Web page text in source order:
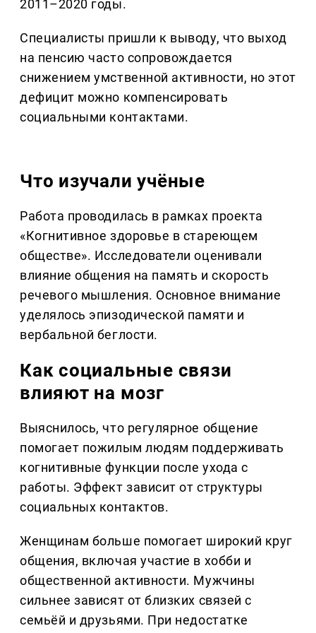
2011–2020 годы.
Специалисты пришли к выводу, что выход
на пенсию часто сопровождается
снижением умственной активности, но этот
дефицит можно компенсировать
социальными контактами.
Что изучали учёные
Работа проводилась в рамках проекта
«Когнитивное здоровье в стареющем
обществе». Исследователи оценивали
влияние общения на память и скорость
речевого мышления. Основное внимание
уделялось эпизодической памяти и
вербальной беглости.
Как социальные связи
влияют на мозг
Выяснилось, что регулярное общение
помогает пожилым людям поддерживать
когнитивные функции после ухода с
работы. Эффект зависит от структуры
социальных контактов.
Женщинам больше помогает широкий круг
общения, включая участие в хобби и
общественной активности. Мужчины
сильнее зависят от близких связей с
семьёй и друзьями. При недостатке